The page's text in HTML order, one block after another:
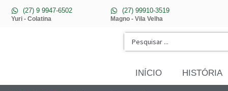
(27) 9 9947-6502
Yuri - Colatina
(27) 99910-3519
Magno - Vila Velha
INÍCIO HISTÓRIA